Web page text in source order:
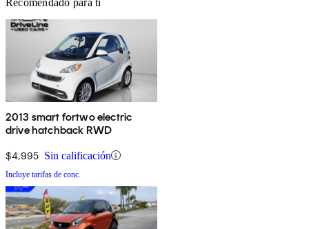
2013 smart fortwo electric
drive hatchback RWD
$4,995 Sin calificación
Incluye tarifas de conc.